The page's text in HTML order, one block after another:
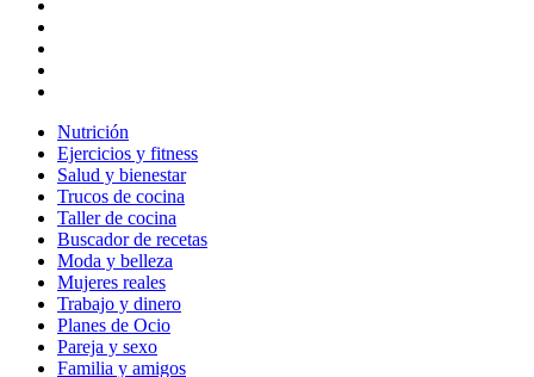
Nutrición
Ejercicios y fitness
Salud y bienestar
Trucos de cocina
Taller de cocina
Buscador de recetas
Moda y belleza
Mujeres reales
Trabajo y dinero
Planes de Ocio
Pareja y sexo
Familia y amigos